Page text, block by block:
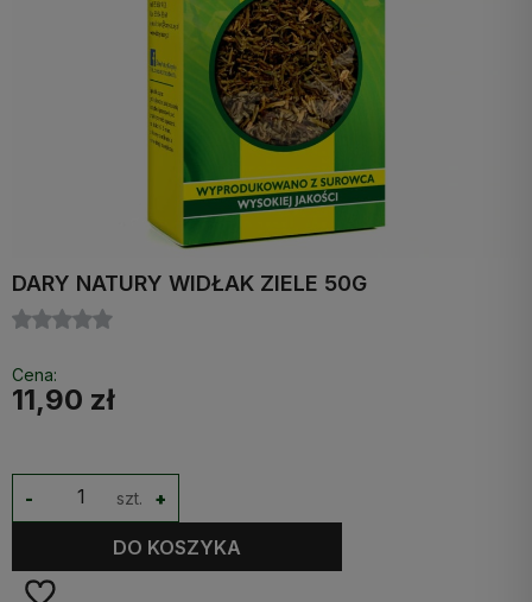
DARY NATURY WIDŁAK ZIELE 50G
Cena:
11,90 zł
szt. +
-
DO KOSZYKA